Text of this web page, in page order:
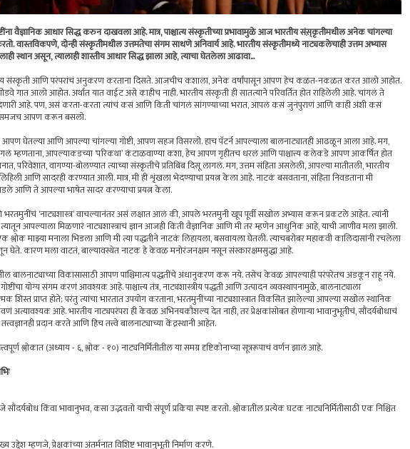
वैज्ञानिक आधार सिद्ध करुन दाखवला आहे. मात्र, पाश्चात्य संस्कृतीच्या प्रभावामुळे आज भारतीय संस़्कृतीमधील अनेक चांगल्या
वास्तविकपणे, दोन्ही संस्कृतीमधील उत्तमतेचा संगम साधणे अनिवार्य आहे. भारतीय संस्कृतीमध्ये नाट्यकलेचाही उत्तम अभ्यास
स्थान असून, त्यालाही शास्तीय आधार सिद्ध झाला आहे, त्याचा घेतलेला आढावा...
संस्कृती आणि परंपरांचं अनुकरण करताना दिसते. आजचीच कशाला, अनेक वर्षांपासून आपण हेच कळत-नकळत करत आलो आहोत.
गात आलो आहोत. अर्थात यात वाईट असे काहीच नाही. भारतीय संस्कृती ही सातत्याने परिवर्तित होत राहिलेली आहे. चांगलं ते
आहे. पण, असं करता-करता त्यांचं कसं आणि किती चांगलं सांगण्याच्या भरात, आपलं कसं जुनंपुराणं आणि काही अंशी कसं
आपण करून बसलो.
आपण घेतल्या आणि आपल्या चांगल्या गोष्टी, आपण सहज विसरलो. हाच पॅटर्न आपल्याला बालनाट्यातही आढळून आला आहे. मग,
आपल्याकडच्या ‘परिकथा’ कंटाळवाण्या कशा, हेच आपण गृहीतच धरलं आणि पाश्चात्त्य कलेकडे आपण आकर्षित होत
परिवेशात, वागण्या-बोलण्यात त्याच्या संस्कृतीचे प्रतिबिंब दिसू लागलं. मग, उत्तम संहिता असलेली, आपल्या मातीतली, भारतीय
आणि सादरही करण्यात आली. मात्र, मी ही शृंखला भेदण्याचा प्रयत्न केला आहे. नाटकं बसवताना, संहिता निवडताना मी
आणि ते आपल्या भाषेत सादर करण्याचा प्रयत्न केला.
‘नाट्यशास्त्र’ वाचल्यानंतर असं लक्षात आलं की, आपले भरतमुनी खूप पूर्वी सखोल अभ्यास करून प्रकटले आहेत. त्यांनी
आपल्याला मिळणारं नाट्यशास्त्राचं ज्ञान आजही किती वैज्ञानिक आणि मी तर म्हणेन आधुनिक आहे, याची जाणीव मला झाली.
श्लोक माझ्या मनाला भिडला आणि मी त्या पद्धतीने नाटकं लिहायला, बसवायला घेतली. त्याचबरोबर महाकवी कालिदासांनी रचलेला
घेते. कारण मला वाटतं, बाल्यावस्थेत नाटक हे केवळ मनोरंजनक्षम नसून संस्कारक्षमसुद्धा आहे.
बालनाट्याच्या विकासासाठी आपण पाश्चिमात्य पद्धतींचे अंधानुकरण करू नये. तसेच केवळ आपल्याही परंपरेतच अडकून राहू नये.
योग्य संगम करणं आवश्यक आहे. पाश्चात्त्य तंत्र, नाट्यशास्त्रीय पद्धती आणि उत्पादन व्यवस्थापनामुळे, बालनाट्याला
शिस्त प्राप्त होते; परंतु त्यांचा भारतात उपयोग करताना, भरतमुनींच्या नाट्यशास्त्रात विकसित झालेल्या आपल्या सखोल स्थानिक
अत्यावश्यक आहे. भारतीय नाट्यपरंपरा ही केवळ अभिनयकौशल्य देत नाही, तर प्रेक्षकांसोबत होणार्‍या भावानुभूतीचं, सौंदर्यबोधाचं
प्रदान करते आणि हिच तत्त्वे बालनाट्याच्या केंद्रस्थानी आहेत.
श्लोकात (अध्याय - ६, श्लोक - १०) नाट्यनिर्मितीतील या समग्र दृष्टिकोनाच्या सूत्ररूपाचं वर्णन झालं आहे.
सौंदर्यबोध किंवा भावानुभव, कसा उद्भवतो याची संपूर्ण प्रकिया स्पष्ट करतो. श्लोकातील प्रत्येक घटक नाट्यनिर्मितीसाठी एक निश्चित
उद्देश म्हणजे, प्रेक्षकांच्या अंतर्मनात विशिष्ट भावानुभूती निर्माण करणे.